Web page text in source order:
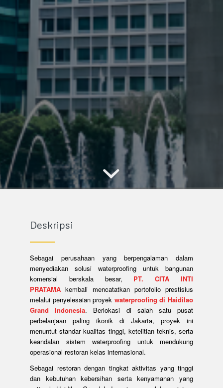
Deskripsi
Sebagai perusahaan yang berpengalaman dalam
menyediakan solusi waterproofing untuk bangunan
komersial berskala besar, PT. CITA INTI
PRATAMA kembali mencatatkan portofolio prestisius
melalui penyelesaian proyek waterproofing di Haidilao
Grand Indonesia. Berlokasi di salah satu pusat
perbelanjaan paling ikonik di Jakarta, proyek ini
menuntut standar kualitas tinggi, ketelitian teknis, serta
keandalan sistem waterproofing untuk mendukung
operasional restoran kelas internasional.
Sebagai restoran dengan tingkat aktivitas yang tinggi
dan kebutuhan kebersihan serta kenyamanan yang